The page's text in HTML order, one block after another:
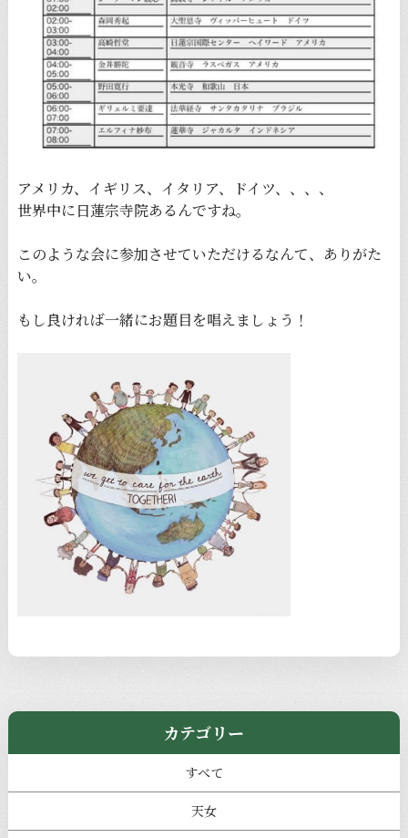
アメリカ、イギリス、イタリア、ドイツ、、、、
世界中に日蓮宗寺院あるんですね。
このような会に参加させていただけるなんて、ありがた
い。
もし良ければ一緒にお題目を唱えましょう！
カテゴリー
すべて
天女